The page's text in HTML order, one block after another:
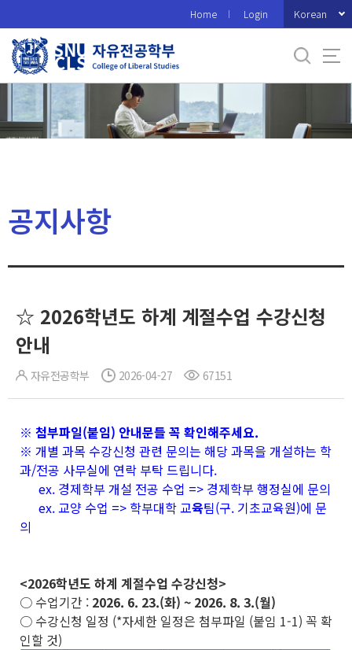
로
메
Home Login Korean
공지사항
☆ 2026학년도 하계 계절수업 수강신청
안내
자유전공학부 2026-04-27 67151
※ 첨부파일(붙임) 안내문들 꼭 확인해주세요.
※ 개별 과목 수강신청 관련 문의는 해당 과목을 개설하는 학
과/전공 사무실에 연락 부탁 드립니다.
ex. 경제학부 개설 전공 수업 => 경제학부 행정실에 문의
ex. 교양 수업 => 학부대학 교육팀(구. 기초교육원)에 문
의
<2026학년도 하계 계절수업 수강신청>
○ 수업기간 : 2026. 6. 23.(화) ~ 2026. 8. 3.(월)
○ 수강신청 일정 (*자세한 일정은 첨부파일 (붙임 1-1) 꼭 확
인할 것)